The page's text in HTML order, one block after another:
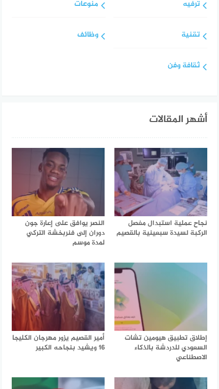
ترفيه
تقنية
ثقافة وفن
منوعات
وظائف
أشهر المقالات
نجاح عملية استبدال مفصل
الركبة لسيدة سبعينية بالقصيم
النصر يوافق على إعارة جون
دوران إلى فنربخشة التركي
لمدة موسم
إطلاق تطبيق هيومين تشات
السعودي للدردشة بالذكاء
الاصطناعي
أمير القصيم يزور مهرجان الكليجا
16 ويشيد بنجاحه الكبير